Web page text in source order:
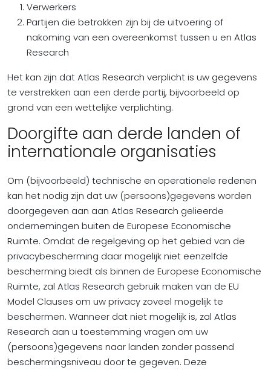
Verwerkers
Partijen die betrokken zijn bij de uitvoering of
nakoming van een overeenkomst tussen u en Atlas
Research
Het kan zijn dat Atlas Research verplicht is uw gegevens
te verstrekken aan een derde partij, bijvoorbeeld op
grond van een wettelijke verplichting.
Doorgifte aan derde landen of
internationale organisaties
Om (bijvoorbeeld) technische en operationele redenen
kan het nodig zijn dat uw (persoons)gegevens worden
doorgegeven aan aan Atlas Research gelieerde
ondernemingen buiten de Europese Economische
Ruimte. Omdat de regelgeving op het gebied van de
privacybescherming daar mogelijk niet eenzelfde
bescherming biedt als binnen de Europese Economische
Ruimte, zal Atlas Research gebruik maken van de EU
Model Clauses om uw privacy zoveel mogelijk te
beschermen. Wanneer dat niet mogelijk is, zal Atlas
Research aan u toestemming vragen om uw
(persoons)gegevens naar landen zonder passend
beschermingsniveau door te gegeven. Deze